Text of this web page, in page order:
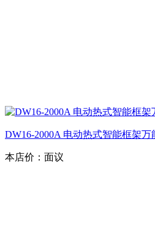
DW16-2000A 电动热式智能框架
本店价： 面议